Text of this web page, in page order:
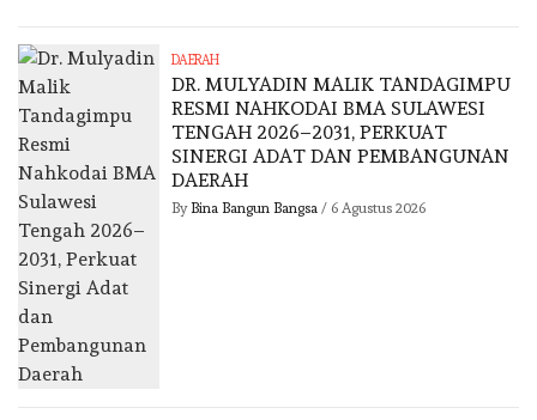
DAERAH
DR. MULYADIN MALIK TANDAGIMPU
RESMI NAHKODAI BMA SULAWESI
TENGAH 2026–2031, PERKUAT
SINERGI ADAT DAN PEMBANGUNAN
DAERAH
By Bina Bangun Bangsa / 6 Agustus 2026